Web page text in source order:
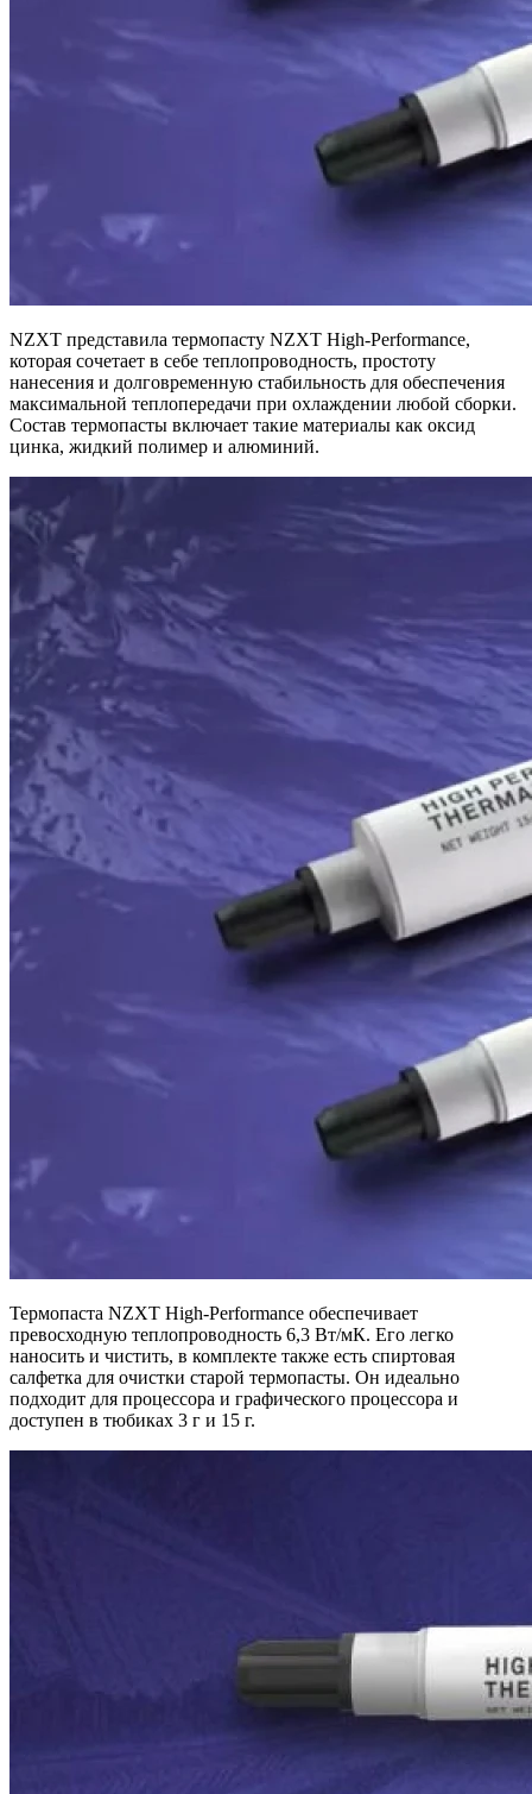
NZXT представила термопасту NZXT High-Performance,
которая сочетает в себе теплопроводность, простоту
нанесения и долговременную стабильность для обеспечения
максимальной теплопередачи при охлаждении любой сборки.
Состав термопасты включает такие материалы как оксид
цинка, жидкий полимер и алюминий.
Термопаста NZXT High-Performance обеспечивает
превосходную теплопроводность 6,3 Вт/мК. Его легко
наносить и чистить, в комплекте также есть спиртовая
салфетка для очистки старой термопасты. Он идеально
подходит для процессора и графического процессора и
доступен в тюбиках 3 г и 15 г.